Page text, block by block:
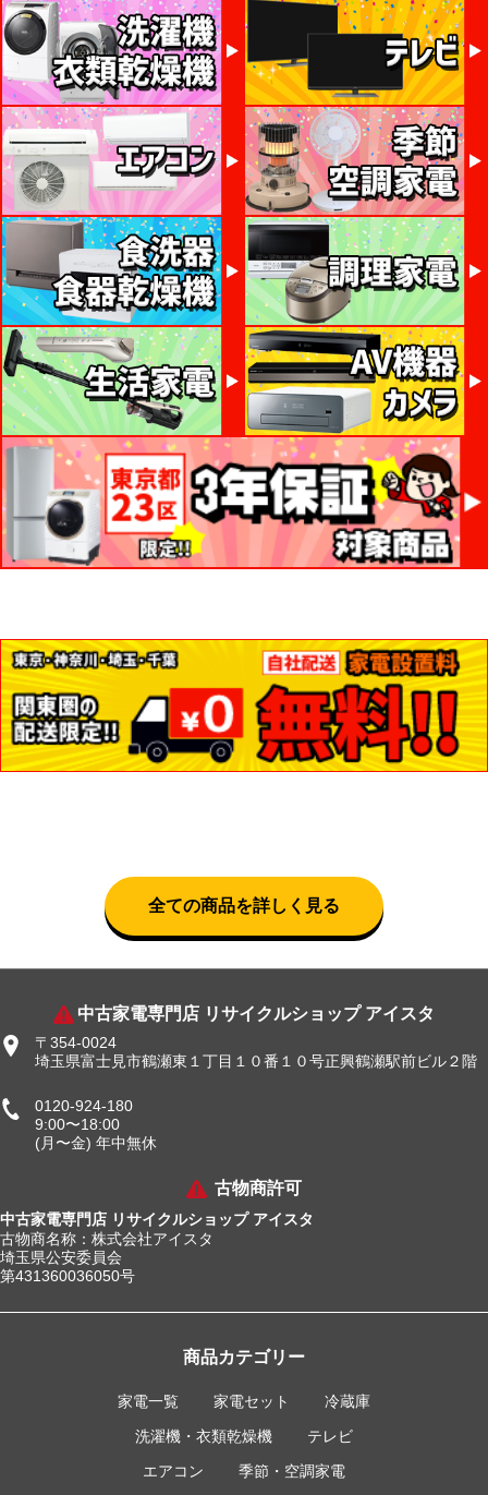
全ての商品を詳しく見る
中古家電専門店 リサイクルショップ アイスタ
〒354-0024
埼玉県富士見市鶴瀬東１丁目１０番１０号正興鶴瀬駅前ビル２階
0120-924-180
9:00〜18:00
(月〜金) 年中無休
古物商許可
中古家電専門店 リサイクルショップ アイスタ
古物商名称：株式会社アイスタ
埼玉県公安委員会
第431360036050号
商品カテゴリー
家電一覧 家電セット
冷蔵庫
洗濯機・衣類乾燥機
テレビ
エアコン
季節・空調家電